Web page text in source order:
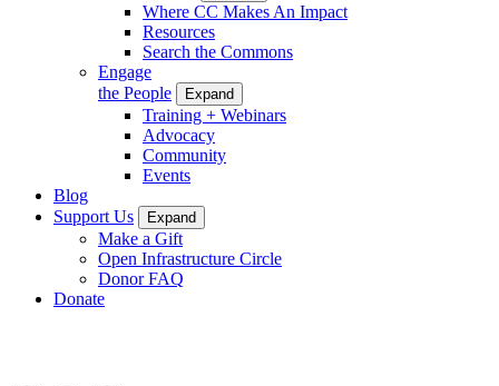
Where CC Makes An Impact
Resources
Search the Commons
Engage
the People
Expand
Training + Webinars
Advocacy
Community
Events
Blog
Support Us
Expand
Make a Gift
Open Infrastructure Circle
Donor FAQ
Donate